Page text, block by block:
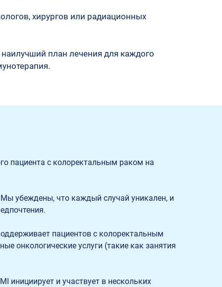
хирургов или радиационных
план лечения для каждого
пациента с колоректальным раком на
Мы убеждены, что каждый случай уникален, и
пациентов с колоректальным
онкологические услуги (такие как занятия
инициирует и участвует в нескольких